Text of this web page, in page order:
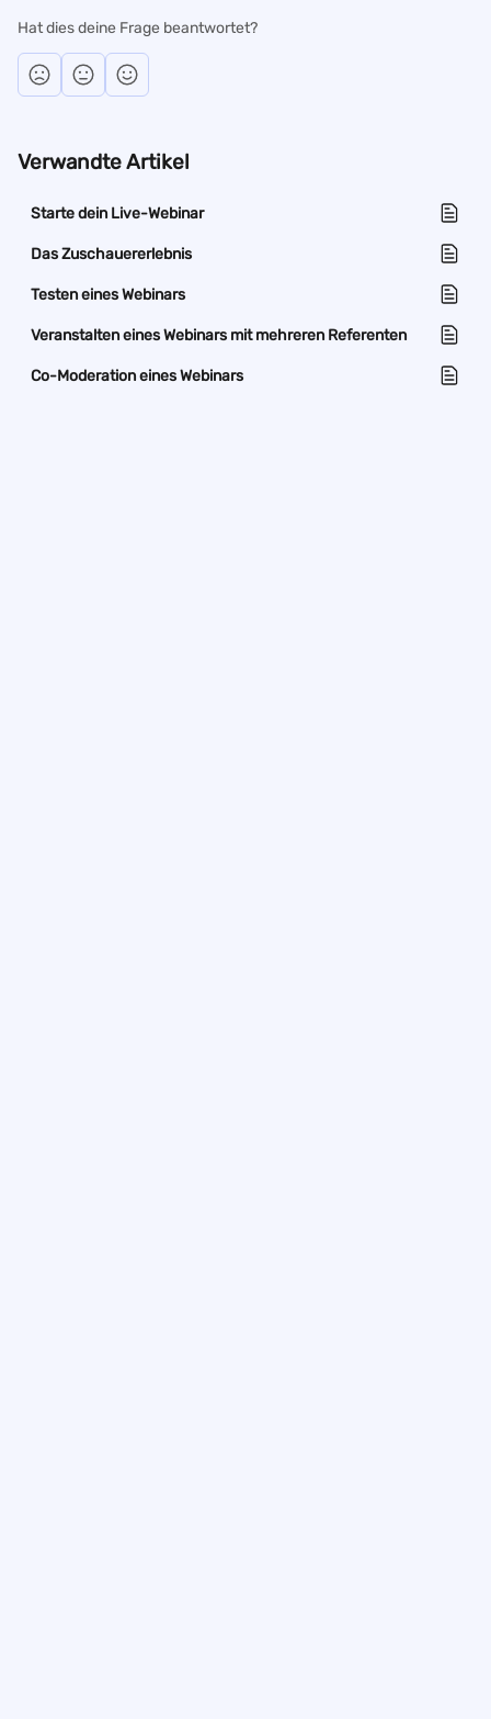
Hat dies deine Frage beantwortet?
Verwandte Artikel
Starte dein Live-Webinar
Das Zuschauererlebnis
Testen eines Webinars
Veranstalten eines Webinars mit mehreren Referenten
Co-Moderation eines Webinars